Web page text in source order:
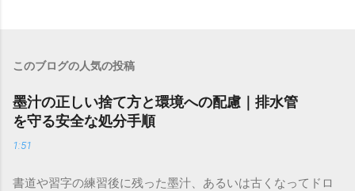
このブログの人気の投稿
墨汁の正しい捨て方と環境への配慮｜排水管
を守る安全な処分手順
1:51
書道や習字の練習後に残った墨汁、あるいは古くなってドロ